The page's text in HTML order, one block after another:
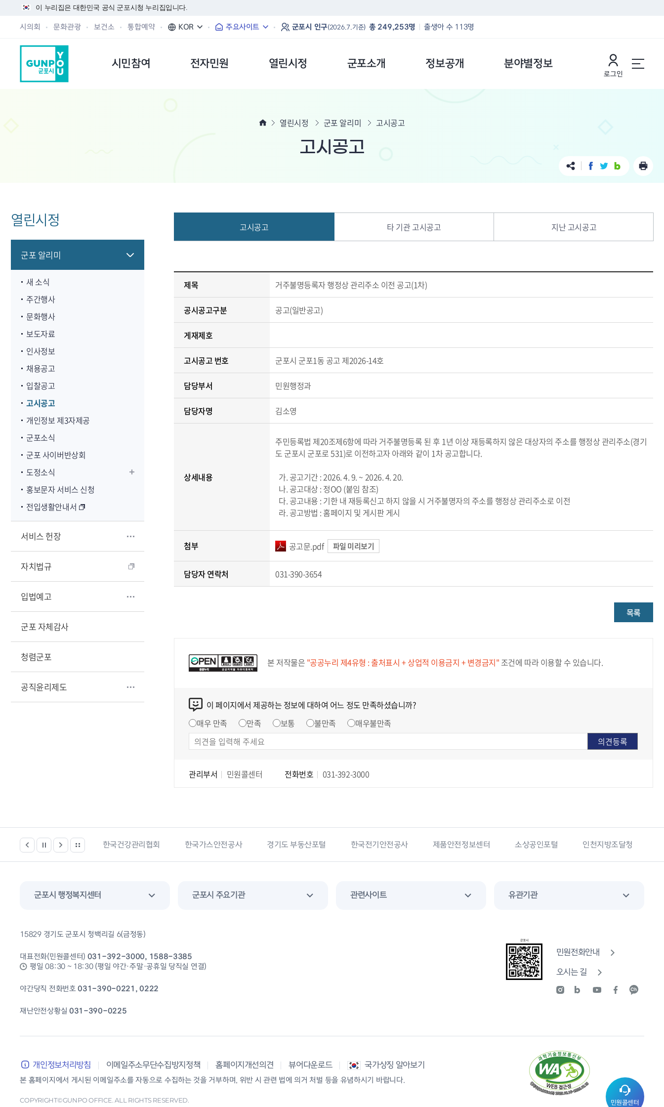
이 누리집은 대한민국 공식 군포시청 누리집입니다.
시의회 문화관광 보건소 통합예약 KOR 주요사이트 군포시 인구(2026.7.기준) 총 249,253명 출생아 수 113명
시민참여 전자민원 열린시정 군포소개 정보공개 분야별정보
로그인
열린시정
군포 알리미
새 소식
주간행사
문화행사
보도자료
인사정보
채용공고
입찰공고
고시공고
개인정보 제3자제공
군포소식
군포 사이버반상회
도정소식
홍보문자 서비스 신청
전입생활안내서
서비스 헌장
자치법규
입법예고
군포 자체감사
청렴군포
공직윤리제도
열린시정 군포 알리미 고시공고
고시공고
고시공고 타 기관 고시공고 지난 고시공고
제목 거주불명등록자 행정상 관리주소 이전 공고(1차)
공시공고구분 공고(일반공고)
게재제호
고시공고 번호 군포시 군포1동 공고 제2026-14호
담당부서 민원행정과
담당자명 김소영
상세내용
주민등록법 제20조제6항에 따라 거주불명등록 된 후 1년 이상 재등록하지 않은 대상자의 주소를 행정상 관리주소(경기
도 군포시 군포로 531)로 이전하고자 아래와 같이 1차 공고합니다.
가. 공고기간 : 2026. 4. 9. ~ 2026. 4. 20.
나. 공고대상 : 정OO (붙임 참조)
다. 공고내용 : 기한 내 재등록신고 하지 않을 시 거주불명자의 주소를 행정상 관리주소로 이전
라. 공고방법 : 홈페이지 및 게시판 게시
첨부 공고문.pdf 파일 미리보기
담당자 연락처 031-390-3654
목록
본 저작물은 "공공누리 제4유형 : 출처표시 + 상업적 이용금지 + 변경금지" 조건에 따라 이용할 수 있습니다.
이 페이지에서 제공하는 정보에 대하여 어느 정도 만족하셨습니까?
매우 만족
만족 보통 불만족 매우불만족
관리부서 민원콜센터 전화번호 031-392-3000
시설 등 위치찾기서비스 한국건강관리협회 한국가스안전공사 경기도 부동산포털 한국전기안전공사 제품안전정보센터 소상공인포털 인천지방조달청
군포시 행정복지센터 군포시 주요기관 관련사이트 유관기관
15829 경기도 군포시 청백리길 6(금정동)
대표전화(민원콜센터) 031-392-3000, 1588-3385
평일 08:30 ~ 18:30 (평일 야간·주말·공휴일 당직실 연결)
야간당직 전화번호031-390-0221, 0222
재난안전상황실 031-390-0225
민원전화안내
오시는 길
개인정보처리방침 이메일주소무단수집방지정책 홈페이지개선의견 뷰어다운로드 국가상징 알아보기
본 홈페이지에서 게시된 이메일주소를 자동으로 수집하는 것을 거부하며, 위반 시 관련 법에 의거 처벌 등을 유념하시기 바랍니다.
COPYRIGHT©GUNPO OFFICE. ALL RIGHTS RESERVED. 민원콜센터